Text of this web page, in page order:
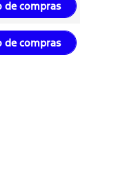
de compras
de compras